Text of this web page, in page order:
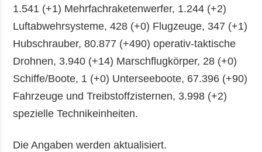
1.541 (+1) Mehrfachraketenwerfer, 1.244 (+2)
Luftabwehrsysteme, 428 (+0) Flugzeuge, 347 (+1)
Hubschrauber, 80.877 (+490) operativ-taktische
Drohnen, 3.940 (+14) Marschflugkörper, 28 (+0)
Schiffe/Boote, 1 (+0) Unterseeboote, 67.396 (+90)
Fahrzeuge und Treibstoffzisternen, 3.998 (+2)
spezielle Technikeinheiten.
Die Angaben werden aktualisiert.